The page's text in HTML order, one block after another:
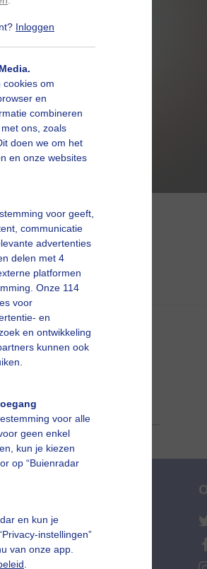
Inloggen
cookies om
en
combineren
ons, zoals
doen we om het
en onze websites
voor geeft,
communicatie
advertenties
delen met 4
platformen
Onze 114
voor
en
en ontwikkeling
kunnen ook
voor alle
geen enkel
kun je kiezen
op “Buienradar
en kun je
instellingen”
van onze app.
304x bekeken
Een moment geduld aub...
Bilt